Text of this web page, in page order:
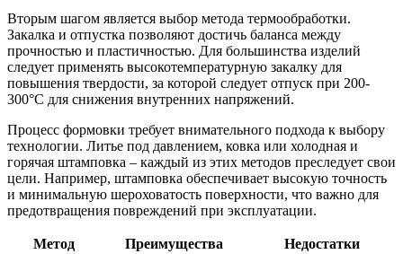
Вторым шагом является выбор метода термообработки.
Закалка и отпустка позволяют достичь баланса между
прочностью и пластичностью. Для большинства изделий
следует применять высокотемпературную закалку для
повышения твердости, за которой следует отпуск при 200-
300°C для снижения внутренних напряжений.
Процесс формовки требует внимательного подхода к выбору
технологии. Литье под давлением, ковка или холодная и
горячая штамповка – каждый из этих методов преследует свои
цели. Например, штамповка обеспечивает высокую точность
и минимальную шероховатость поверхности, что важно для
предотвращения повреждений при эксплуатации.
Метод Преимущества
Недостатки